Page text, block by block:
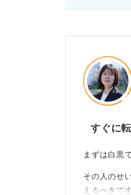
すぐに
まずは白黒
その人のせ
えるべきで